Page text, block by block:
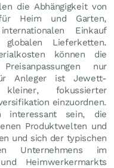
die Abhängigkeit von
für Heim und Garten,
Einkauf
Lieferketten.
können die
nur
Anleger ist Jewett-
fokussierter
einzuordnen.
interessant sein, die
Produktwelten und
und sich der typischen
Unternehmens im
Heimwerkermarkts